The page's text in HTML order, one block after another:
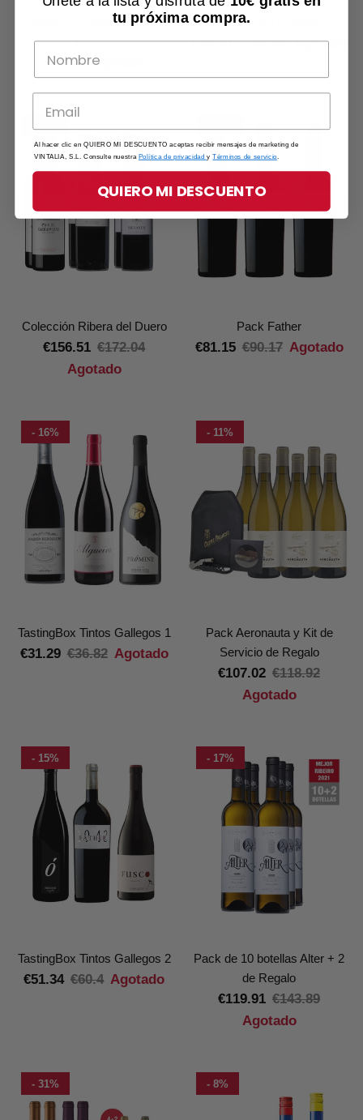
Pack Le Tribute Gin + 6
tónicas
€70.98 Agotado
Colección Godello
€98.49 €108.44 Agotado
Colección Ribera del Duero
€156.51 €172.04
Agotado
Pack Father
€81.15 €90.17 Agotado
- 16%
TastingBox Tintos Gallegos 1
€31.29 €36.82 Agotado
- 11%
Pack Aeronauta y Kit de
Servicio de Regalo
€107.02 €118.92
Agotado
- 15%
TastingBox Tintos Gallegos 2
€51.34 €60.4 Agotado
- 17%
Pack de 10 botellas Alter + 2
de Regalo
€119.91 €143.89
Agotado
- 31% - 8%
tu próxima compra.
Al hacer clic en QUIERO MI DESCUENTO aceptas recibir mensajes de marketing de
VINTALIA, S.L. Consulte nuestra Política de privacidadyTérminos de servicio
QUIERO MI DESCUENTO